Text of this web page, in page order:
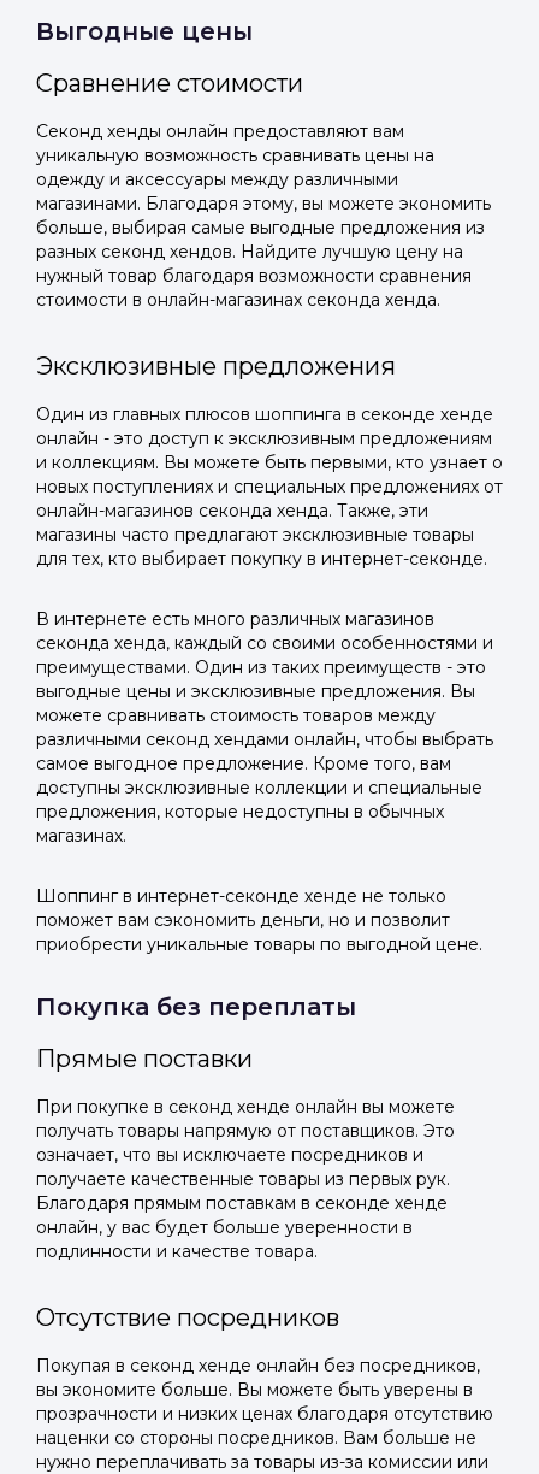
профиль
Мы отправим код для входа на ваш
номер телефона.
Телефон
Отправить код
Подать заявку
Отправьте заявку через мессенджер-бот — магазины
увидят её и пришлют предложения. Фото, описание и
AI-оценка прямо в чате.
Telegram
ВКонтакте
или подайте через форму на сайте
Подать заявку
Отправьте заявку через мессенджер-бот — магазины
увидят её и пришлют предложения. Фото, описание и
AI-оценка прямо в чате.
Telegram
ВКонтакте
или подайте через форму на сайте
Выгодные цены
Сравнение стоимости
Секонд хенды онлайн предоставляют вам
уникальную возможность сравнивать цены на
одежду и аксессуары между различными
магазинами. Благодаря этому, вы можете экономить
больше, выбирая самые выгодные предложения из
разных секонд хендов. Найдите лучшую цену на
нужный товар благодаря возможности сравнения
стоимости в онлайн-магазинах секонда хенда.
Эксклюзивные предложения
Один из главных плюсов шоппинга в секонде хенде
онлайн - это доступ к эксклюзивным предложениям
и коллекциям. Вы можете быть первыми, кто узнает о
новых поступлениях и специальных предложениях от
онлайн-магазинов секонда хенда. Также, эти
магазины часто предлагают эксклюзивные товары
для тех, кто выбирает покупку в интернет-секонде.
В интернете есть много различных магазинов
секонда хенда, каждый со своими особенностями и
преимуществами. Один из таких преимуществ - это
выгодные цены и эксклюзивные предложения. Вы
можете сравнивать стоимость товаров между
различными секонд хендами онлайн, чтобы выбрать
самое выгодное предложение. Кроме того, вам
доступны эксклюзивные коллекции и специальные
предложения, которые недоступны в обычных
магазинах.
Шоппинг в интернет-секонде хенде не только
поможет вам сэкономить деньги, но и позволит
приобрести уникальные товары по выгодной цене.
Покупка без переплаты
Прямые поставки
При покупке в секонд хенде онлайн вы можете
получать товары напрямую от поставщиков. Это
означает, что вы исключаете посредников и
получаете качественные товары из первых рук.
Благодаря прямым поставкам в секонде хенде
онлайн, у вас будет больше уверенности в
подлинности и качестве товара.
Отсутствие посредников
Покупая в секонд хенде онлайн без посредников,
вы экономите больше. Вы можете быть уверены в
прозрачности и низких ценах благодаря отсутствию
наценки со стороны посредников. Вам больше не
нужно переплачивать за товары из-за комиссии или